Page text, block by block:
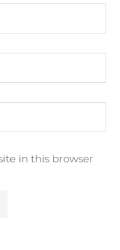
in this browser